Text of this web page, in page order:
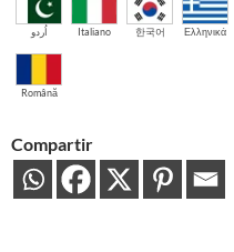
اُردو Italiano 한국어 Ελληνικά
Română
Compartir